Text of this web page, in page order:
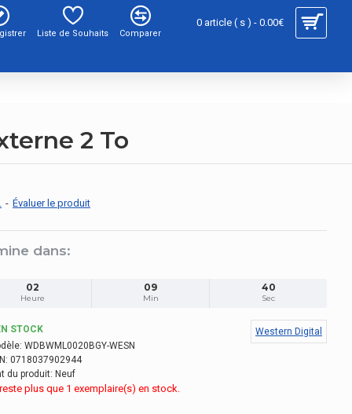
Liste de Souhaits Comparer
0 article ( s ) - 0.00€
2 To
- Évaluer le produit
dans:
02
Heure
09
Min
39
Sec
STOCK
WDBWML0020BGY-WESN
0718037902944
du produit: Neuf
Western Digital
plus que 1 exemplaire(s) en stock.